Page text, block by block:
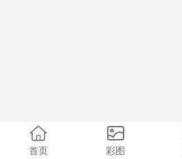
首页 彩图